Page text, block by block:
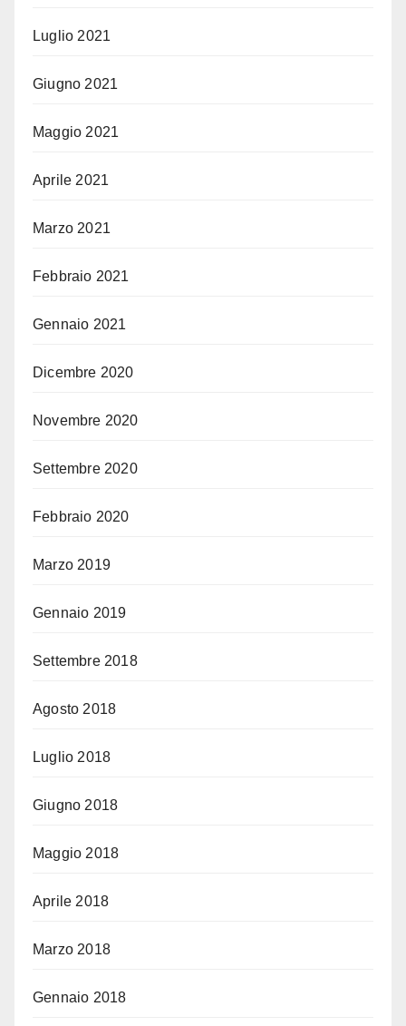
Luglio 2021
Giugno 2021
Maggio 2021
Aprile 2021
Marzo 2021
Febbraio 2021
Gennaio 2021
Dicembre 2020
Novembre 2020
Settembre 2020
Febbraio 2020
Marzo 2019
Gennaio 2019
Settembre 2018
Agosto 2018
Luglio 2018
Giugno 2018
Maggio 2018
Aprile 2018
Marzo 2018
Gennaio 2018